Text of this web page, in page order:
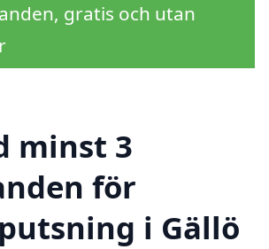
gratis och utan
minst 3
för
i Gällö